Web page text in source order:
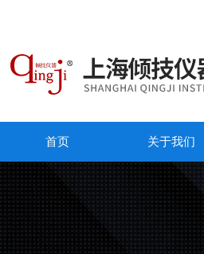
首页 关于我们